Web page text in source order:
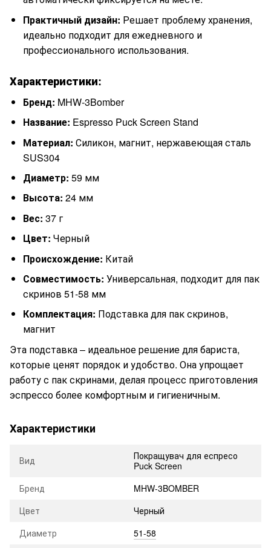
Практичный дизайн: Решает проблему хранения,
идеально подходит для ежедневного и
профессионального использования.
Характеристики:
Бренд: MHW-3Bomber
Название: Espresso Puck Screen Stand
Материал: Силикон, магнит, нержавеющая сталь
SUS304
Диаметр: 59 мм
Высота: 24 мм
Вес: 37 г
Цвет: Черный
Происхождение: Китай
Совместимость: Универсальная, подходит для пак
скринов 51-58 мм
Комплектация: Подставка для пак скринов,
магнит
Эта подставка – идеальное решение для бариста,
которые ценят порядок и удобство. Она упрощает
работу с пак скринами, делая процесс приготовления
эспрессо более комфортным и гигиеничным.
Характеристики
Вид
Покращувач для еспресо
Puck Screen
Бренд
MHW-3BOMBER
Цвет
Черный
Диаметр
51-58